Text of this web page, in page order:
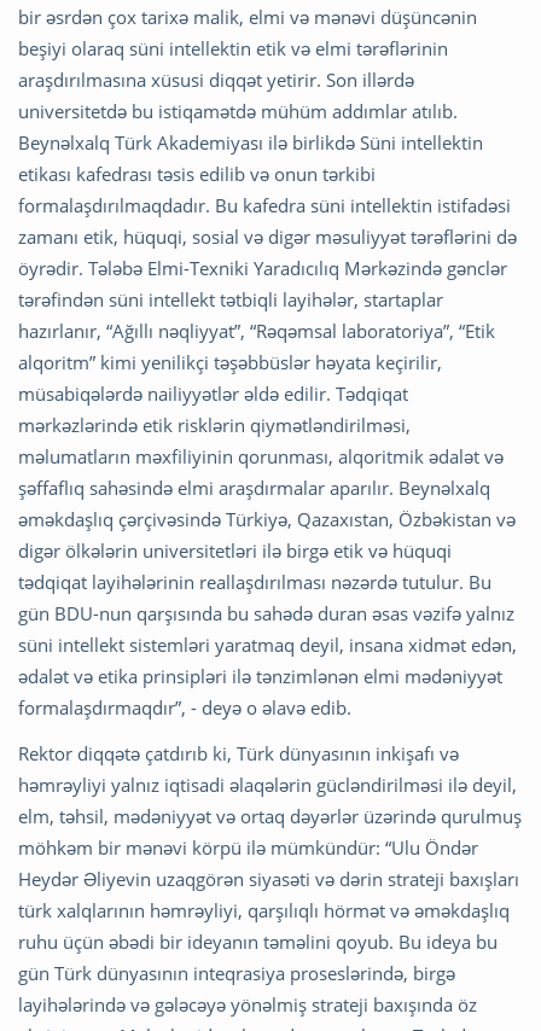
bir əsrdən çox tarixə malik, elmi və mənəvi düşüncənin
beşiyi olaraq süni intellektin etik və elmi tərəflərinin
araşdırılmasına xüsusi diqqət yetirir. Son illərdə
universitetdə bu istiqamətdə mühüm addımlar atılıb.
Beynəlxalq Türk Akademiyası ilə birlikdə Süni intellektin
etikası kafedrası təsis edilib və onun tərkibi
formalaşdırılmaqdadır. Bu kafedra süni intellektin istifadəsi
zamanı etik, hüquqi, sosial və digər məsuliyyət tərəflərini də
öyrədir. Tələbə Elmi-Texniki Yaradıcılıq Mərkəzində gənclər
tərəfindən süni intellekt tətbiqli layihələr, startaplar
hazırlanır, “Ağıllı nəqliyyat”, “Rəqəmsal laboratoriya”, “Etik
alqoritm” kimi yenilikçi təşəbbüslər həyata keçirilir,
müsabiqələrdə nailiyyətlər əldə edilir. Tədqiqat
mərkəzlərində etik risklərin qiymətləndirilməsi,
məlumatların məxfiliyinin qorunması, alqoritmik ədalət və
şəffaflıq sahəsində elmi araşdırmalar aparılır. Beynəlxalq
əməkdaşlıq çərçivəsində Türkiyə, Qazaxıstan, Özbəkistan və
digər ölkələrin universitetləri ilə birgə etik və hüquqi
tədqiqat layihələrinin reallaşdırılması nəzərdə tutulur. Bu
gün BDU-nun qarşısında bu sahədə duran əsas vəzifə yalnız
süni intellekt sistemləri yaratmaq deyil, insana xidmət edən,
ədalət və etika prinsipləri ilə tənzimlənən elmi mədəniyyət
formalaşdırmaqdır”, - deyə o əlavə edib.
Rektor diqqətə çatdırıb ki, Türk dünyasının inkişafı və
həmrəyliyi yalnız iqtisadi əlaqələrin gücləndirilməsi ilə deyil,
elm, təhsil, mədəniyyət və ortaq dəyərlər üzərində qurulmuş
möhkəm bir mənəvi körpü ilə mümkündür: “Ulu Öndər
Heydər Əliyevin uzaqgörən siyasəti və dərin strateji baxışları
türk xalqlarının həmrəyliyi, qarşılıqlı hörmət və əməkdaşlıq
ruhu üçün əbədi bir ideyanın təməlini qoyub. Bu ideya bu
gün Türk dünyasının inteqrasiya proseslərində, birgə
layihələrində və gələcəyə yönəlmiş strateji baxışında öz